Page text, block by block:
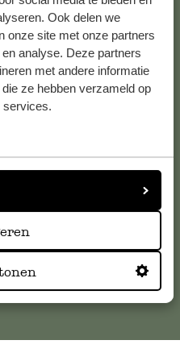
Ook delen we
onze site met onze partners
analyse. Deze partners
met andere informatie
ze hebben verzameld op
services.